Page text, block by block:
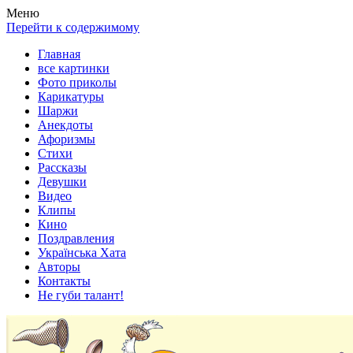
Весела хата — прикольные картинки, смешные истории, клипы!
Покажем всем ваши фото приколы, карикатуры, шаржи, стихи,
Меню
Перейти к содержимому
Главная
все картинки
Фото приколы
Карикатуры
Шаржи
Анекдоты
Афоризмы
Стихи
Рассказы
Девушки
Видео
Клипы
Кино
Поздравления
Українська Хата
Авторы
Контакты
Не губи талант!